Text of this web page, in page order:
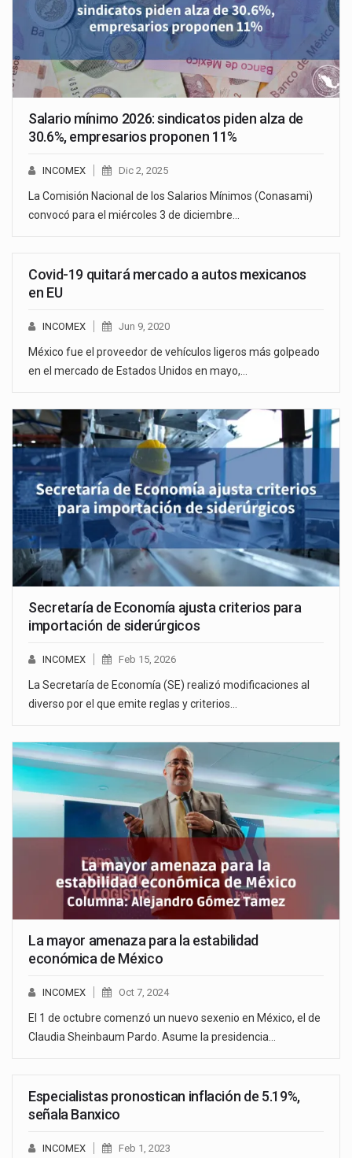
Salario mínimo 2026: sindicatos piden alza de
30.6%, empresarios proponen 11%
INCOMEX Dic 2, 2025
La Comisión Nacional de los Salarios Mínimos (Conasami)
convocó para el miércoles 3 de diciembre…
Covid-19 quitará mercado a autos mexicanos
en EU
INCOMEX Jun 9, 2020
México fue el proveedor de vehículos ligeros más golpeado
en el mercado de Estados Unidos en mayo,…
Secretaría de Economía ajusta criterios para
importación de siderúrgicos
INCOMEX Feb 15, 2026
La Secretaría de Economía (SE) realizó modificaciones al
diverso por el que emite reglas y criterios…
La mayor amenaza para la estabilidad
económica de México
INCOMEX Oct 7, 2024
El 1 de octubre comenzó un nuevo sexenio en México, el de
Claudia Sheinbaum Pardo. Asume la presidencia…
Especialistas pronostican inflación de 5.19%,
señala Banxico
INCOMEX Feb 1, 2023